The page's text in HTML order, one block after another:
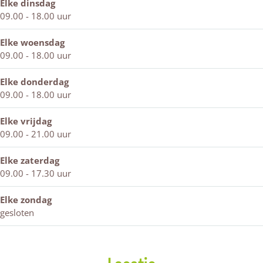
j
k
i
j
k
w
i
j
k
W
i
n
t
e
r
s
w
i
j
Elke dinsdag
09.00 - 18.00 uur
Elke woensdag
09.00 - 18.00 uur
Elke donderdag
09.00 - 18.00 uur
Elke vrijdag
09.00 - 21.00 uur
Elke zaterdag
09.00 - 17.30 uur
Elke zondag
gesloten